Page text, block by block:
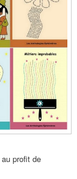
au profit de